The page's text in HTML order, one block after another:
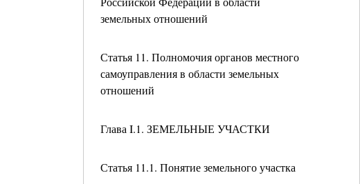
земельных отношений
Статья 11. Полномочия органов местного
самоуправления в области земельных
отношений
Глава I.1. ЗЕМЕЛЬНЫЕ УЧАСТКИ
Статья 11.1. Понятие земельного участка